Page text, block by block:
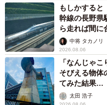
ちひろさんの漫画が読める
→ http://chittidesign.blog.jp
もしかする
幹線の長野
ら走れば間
係が反響
中将 タカノリ
2026.08.06
「なんじゃ
そびえる物
てみた結果…
太田 浩子